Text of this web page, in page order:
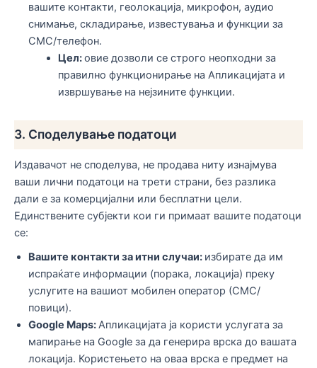
вашите контакти, геолокација, микрофон, аудио
снимање, складирање, известувања и функции за
СМС/телефон.
Цел:овие дозволи се строго неопходни за
правилно функционирање на Апликацијата и
извршување на нејзините функции.
3. Споделување податоци
Издавачот не споделува, не продава ниту изнајмува
ваши лични податоци на трети страни, без разлика
дали е за комерцијални или бесплатни цели.
Единствените субјекти кои ги примаат вашите податоци
се:
Вашите контакти за итни случаи: избирате да им
испраќате информации (порака, локација) преку
услугите на вашиот мобилен оператор (СМС/
повици).
Google Maps:Апликацијата ја користи услугата за
мапирање на Google за да генерира врска до вашата
локација. Користењето на оваа врска е предмет на